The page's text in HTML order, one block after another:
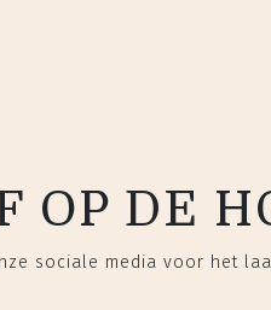
OP DE
sociale media voor het